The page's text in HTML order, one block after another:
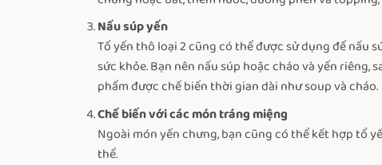
Nấu súp yến
Tổ yến thô loại 2 cũng có thể được sử dụng để nấu
sức khỏe. Bạn nên nấu súp hoặc cháo và yến
phẩm được chế biến thời gian dài như soup và cháo.
Chế biến với các món tráng miệng
Ngoài món yến chưng, bạn cũng có thể kết hợp tổ
thể.